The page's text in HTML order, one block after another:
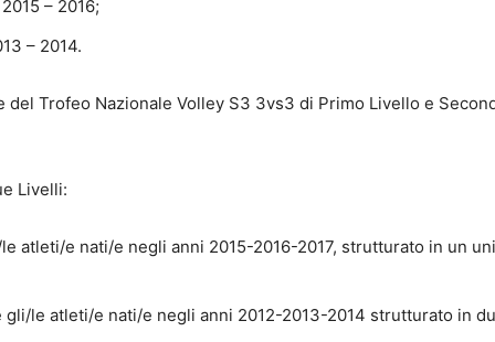
– 2016;
– 2014.
Trofeo Nazionale Volley S3 3vs3 di Primo Livello e
Livelli:
atleti/e nati/e negli anni 2015-2016-2017, strutturato in un
gli/le atleti/e nati/e negli anni 2012-2013-2014 strutturato in